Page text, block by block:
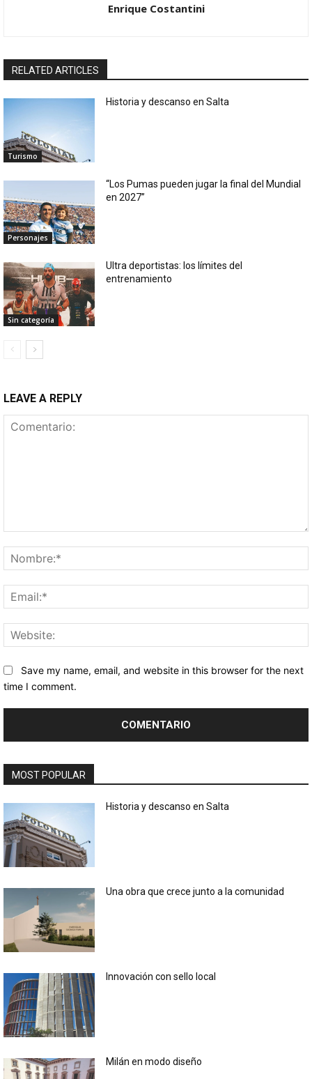
Enrique Costantini
RELATED ARTICLES
Turismo
Historia y descanso en Salta
Personajes
“Los Pumas pueden jugar la final del Mundial
en 2027”
Sin categoría
Ultra deportistas: los límites del
entrenamiento
LEAVE A REPLY
Save my name, email, and website in this browser for the next
time I comment.
MOST POPULAR
Historia y descanso en Salta
Una obra que crece junto a la comunidad
Innovación con sello local
Milán en modo diseño